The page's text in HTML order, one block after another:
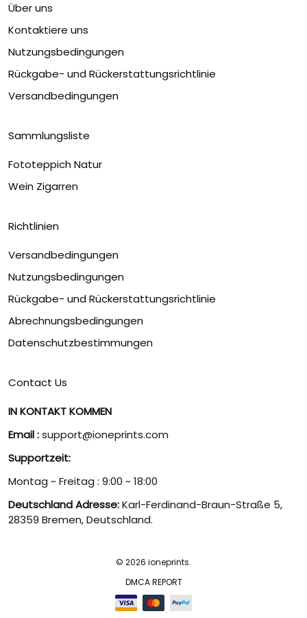
Über uns
Kontaktiere uns
Nutzungsbedingungen
Rückgabe- und Rückerstattungsrichtlinie
Versandbedingungen
Sammlungsliste
Fototeppich Natur
Wein Zigarren
Richtlinien
Versandbedingungen
Nutzungsbedingungen
Rückgabe- und Rückerstattungsrichtlinie
Abrechnungsbedingungen
Datenschutzbestimmungen
Contact Us
IN KONTAKT KOMMEN
Email :support@ioneprints.com
Supportzeit:
Montag ~ Freitag : 9:00 ~ 18:00
Deutschland Adresse:Karl-Ferdinand-Braun-Straße 5,
28359 Bremen, Deutschland.
© 2026 ioneprints.
DMCA REPORT